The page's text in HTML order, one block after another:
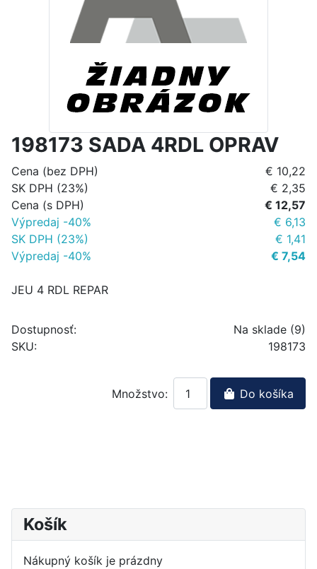
198173 SADA 4RDL OPRAV
Cena (bez DPH)
€ 10,22
SK DPH (23%)
€ 2,35
Cena (s DPH)
€ 12,57
Výpredaj -40%
€ 6,13
SK DPH (23%)
€ 1,41
Výpredaj -40%
€ 7,54
JEU 4 RDL REPAR
Dostupnosť:
Na sklade (9)
SKU:
198173
Množstvo: Do košíka
Košík
Nákupný košík je prázdny